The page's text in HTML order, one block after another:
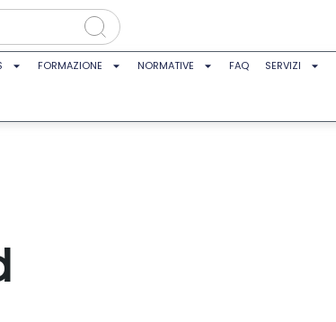
FORMAZIONE NORMATIVE FAQ SERVIZI